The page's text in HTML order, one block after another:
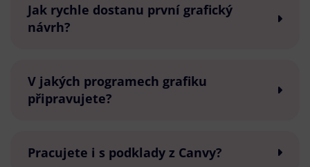
Jak rychle dostanu první grafický
návrh?
V jakých programech grafiku
připravujete?
Pracujete i s podklady z Canvy?